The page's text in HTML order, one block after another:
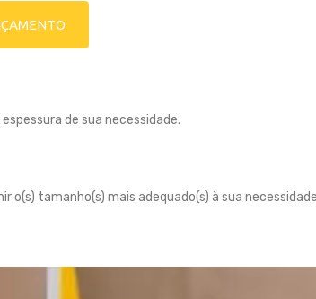
de sua necessidade.
o(s) tamanho(s) mais adequado(s) à sua